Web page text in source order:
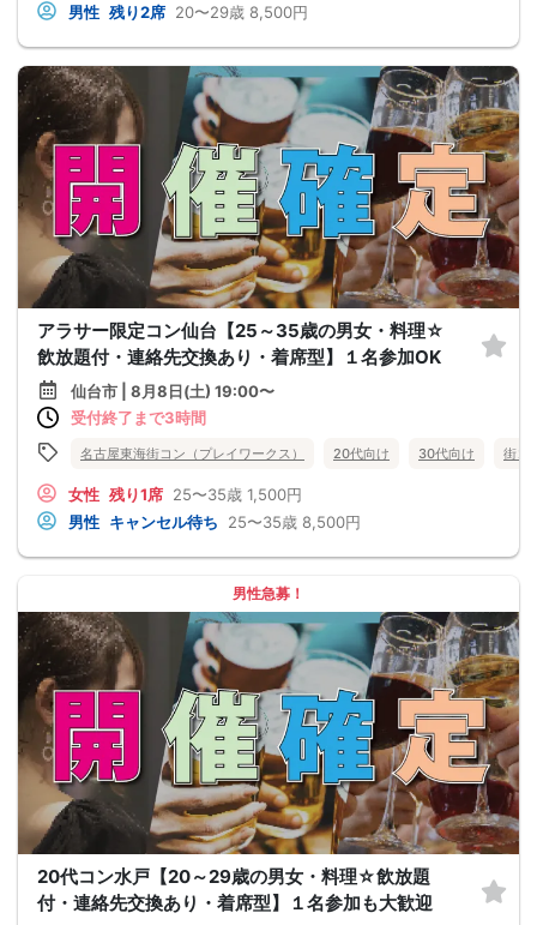
男性 残り2席 20〜29歳 8,500円
アラサー限定コン仙台【25～35歳の男女・料理☆
飲放題付・連絡先交換あり・着席型】１名参加OK
仙台市 | 8月8日(土) 19:00〜
受付終了まで3時間
名古屋東海街コン（プレイワークス） 20代向け 30代向け 街コ
女性 残り1席 25〜35歳 1,500円
男性 キャンセル待ち 25〜35歳 8,500円
男性急募！
20代コン水戸【20～29歳の男女・料理☆飲放題
付・連絡先交換あり・着席型】１名参加も大歓迎